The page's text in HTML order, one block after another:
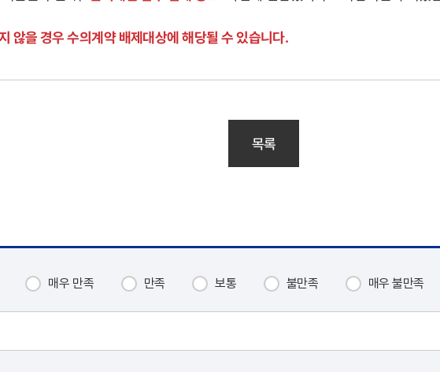
않을 경우 수의계약 배제대상에 해당될 수 있습니다.
목록
매우 만족 만족 보통 불만족 매우 불만족